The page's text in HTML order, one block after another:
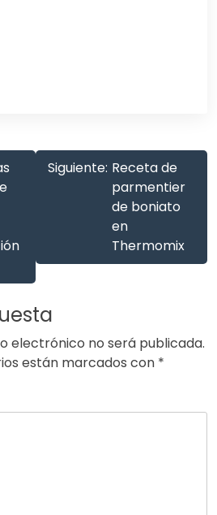
Siguiente: Receta de
parmentier
de boniato
en
Thermomix
electrónico no será publicada.
están marcados con *